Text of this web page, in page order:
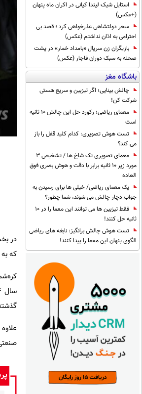
استایل شیک لیندا کیانی در اکران ماه پنهان
(+عکس)
سحر دولتشاهی عذرخواهی کرد ؛ قصد بی
احترامی به اذان نداشتم (عکس)
بازیگران زن سریال «بامداد خمار» در پشت
صحنه به سبک دوران قاجار (عکس)
باشگاه مغز
چالش بینایی؛ اگر تیزبین و سریع هستی
شرکت کن!
معمای ریاضی؛ رکورد حل این چالش 10 ثانیه
است
تست هوش تصویری: کدام کلید قفل را باز
می کند؟
معمای تصویری تک شاخ ها / تشخیص 3
مورد زیر 10 ثانیه برابر با دقت و هوش بصری فوق
العاده
یک معمای ریاضی/ خیلی ها برای رسیدن به
جواب دچار چالش می شوند، شما چطور؟
فقط تیزبین ها می توانند این معما را در 10
ثانیه حل کنند!
تست هوش چالش برانگیز: نابغه های ریاضی
الگوی پنهان این معما را پیدا کنند!
در
که